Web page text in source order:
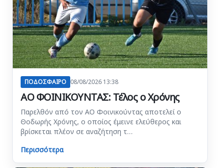
ΠΟΔΟΣΦΑΙΡΟ 08/08/2026 13:38
ΑΟ ΦΟΙΝΙΚΟΥΝΤΑΣ: Τέλος ο Χρόνης
Παρελθόν από τον ΑΟ Φοινικούντας αποτελεί ο
Θοδωρής Χρόνης, ο οποίος έμεινε ελεύθερος και
βρίσκεται πλέον σε αναζήτηση τ…
Περισσότερα